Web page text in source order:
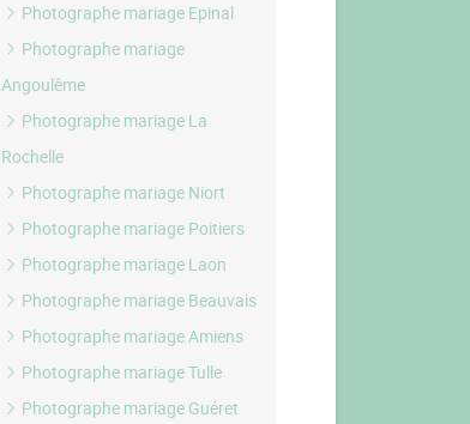
Photographe mariage Epinal
Photographe mariage
Angoulême
Photographe mariage La
Rochelle
Photographe mariage Niort
Photographe mariage Poitiers
Photographe mariage Laon
Photographe mariage Beauvais
Photographe mariage Amiens
Photographe mariage Tulle
Photographe mariage Guéret